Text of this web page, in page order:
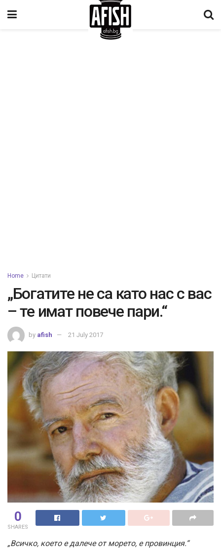
Home Цитати
„Богатите не са като нас с вас
– те имат повече пари.“
by afish 21 July 2017
0
SHARES
„Всичко, което е далече от морето, е провинция.“